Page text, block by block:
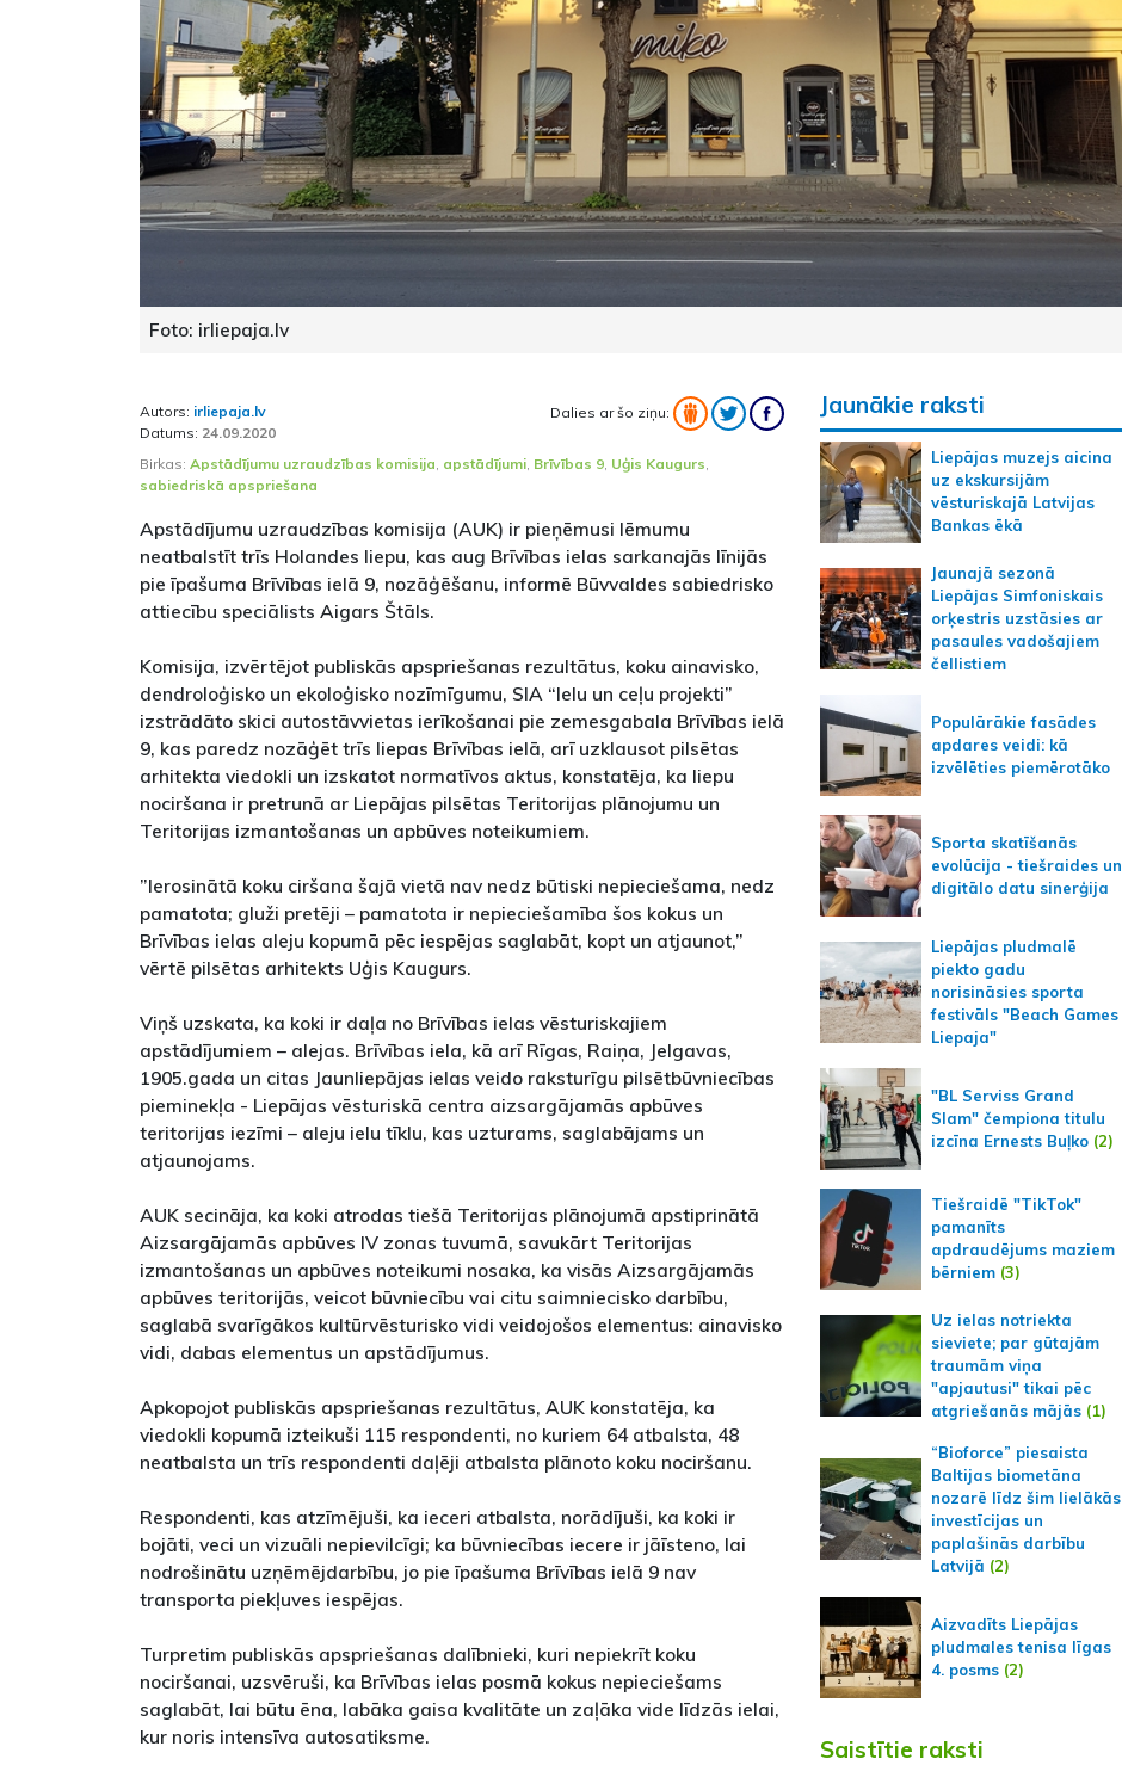
Foto: irliepaja.lv
Autors: irliepaja.lv
Datums: 24.09.2020
Dalies ar šo ziņu:
Birkas: Apstādījumu uzraudzības komisija apstādījumi Brīvības 9 Uģis Kaugurs
sabiedriskā apspriešana
Apstādījumu uzraudzības komisija (AUK) ir pieņēmusi lēmumu
neatbalstīt trīs Holandes liepu, kas aug Brīvības ielas sarkanajās līnijās
pie īpašuma Brīvības ielā 9, nozāģēšanu, informē Būvvaldes sabiedrisko
attiecību speciālists Aigars Štāls.
Komisija, izvērtējot publiskās apspriešanas rezultātus, koku ainavisko,
dendroloģisko un ekoloģisko nozīmīgumu, SIA “Ielu un ceļu projekti”
izstrādāto skici autostāvvietas ierīkošanai pie zemesgabala Brīvības ielā
9, kas paredz nozāģēt trīs liepas Brīvības ielā, arī uzklausot pilsētas
arhitekta viedokli un izskatot normatīvos aktus, konstatēja, ka liepu
nociršana ir pretrunā ar Liepājas pilsētas Teritorijas plānojumu un
Teritorijas izmantošanas un apbūves noteikumiem.
”Ierosinātā koku ciršana šajā vietā nav nedz būtiski nepieciešama, nedz
pamatota; gluži pretēji – pamatota ir nepieciešamība šos kokus un
Brīvības ielas aleju kopumā pēc iespējas saglabāt, kopt un atjaunot,”
vērtē pilsētas arhitekts Uģis Kaugurs.
Viņš uzskata, ka koki ir daļa no Brīvības ielas vēsturiskajiem
apstādījumiem – alejas. Brīvības iela, kā arī Rīgas, Raiņa, Jelgavas,
1905.gada un citas Jaunliepājas ielas veido raksturīgu pilsētbūvniecības
pieminekļa - Liepājas vēsturiskā centra aizsargājamās apbūves
teritorijas iezīmi – aleju ielu tīklu, kas uzturams, saglabājams un
atjaunojams.
AUK secināja, ka koki atrodas tiešā Teritorijas plānojumā apstiprinātā
Aizsargājamās apbūves IV zonas tuvumā, savukārt Teritorijas
izmantošanas un apbūves noteikumi nosaka, ka visās Aizsargājamās
apbūves teritorijās, veicot būvniecību vai citu saimniecisko darbību,
saglabā svarīgākos kultūrvēsturisko vidi veidojošos elementus: ainavisko
vidi, dabas elementus un apstādījumus.
Apkopojot publiskās apspriešanas rezultātus, AUK konstatēja, ka
viedokli kopumā izteikuši 115 respondenti, no kuriem 64 atbalsta, 48
neatbalsta un trīs respondenti daļēji atbalsta plānoto koku nociršanu.
Respondenti, kas atzīmējuši, ka ieceri atbalsta, norādījuši, ka koki ir
bojāti, veci un vizuāli nepievilcīgi; ka būvniecības iecere ir jāīsteno, lai
nodrošinātu uzņēmējdarbību, jo pie īpašuma Brīvības ielā 9 nav
transporta piekļuves iespējas.
Turpretim publiskās apspriešanas dalībnieki, kuri nepiekrīt koku
nociršanai, uzsvēruši, ka Brīvības ielas posmā kokus nepieciešams
saglabāt, lai būtu ēna, labāka gaisa kvalitāte un zaļāka vide līdzās ielai,
kur noris intensīva autosatiksme.
Jaunākie raksti
Liepājas muzejs aicina
uz ekskursijām
vēsturiskajā Latvijas
Bankas ēkā
Jaunajā sezonā
Liepājas Simfoniskais
orķestris uzstāsies ar
pasaules vadošajiem
čellistiem
Populārākie fasādes
apdares veidi: kā
izvēlēties piemērotāko
Sporta skatīšanās
evolūcija - tiešraides un
digitālo datu sinerģija
Liepājas pludmalē
piekto gadu
norisināsies sporta
festivāls "Beach Games
Liepaja"
"BL Serviss Grand
Slam" čempiona titulu
izcīna Ernests Buļko(2)
Tiešraidē "TikTok"
pamanīts
apdraudējums maziem
bērniem(3)
Uz ielas notriekta
sieviete; par gūtajām
traumām viņa
"apjautusi" tikai pēc
atgriešanās mājās(1)
“Bioforce” piesaista
Baltijas biometāna
nozarē līdz šim lielākās
investīcijas un
paplašinās darbību
Latvijā (2)
Aizvadīts Liepājas
pludmales tenisa līgas
4. posms(2)
Saistītie raksti